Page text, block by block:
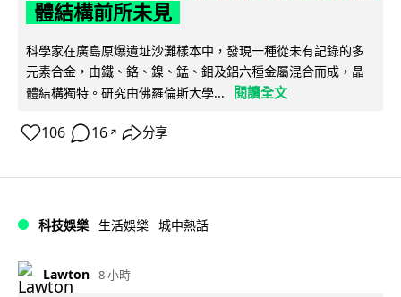
體結構前所未見
科學家在廣島原爆遺址沙灘樣本中，發現一種從未有記錄的多
元素合金，由鐵、鉻、鎳、錳、鉬及鋁六種金屬混合而成，晶
體結構獨特。研究由佛羅倫斯大學...
閱讀全文
106 16 ↗ 分享
科技娛樂 生活娛樂 城中熱話
Lawton 8 小時